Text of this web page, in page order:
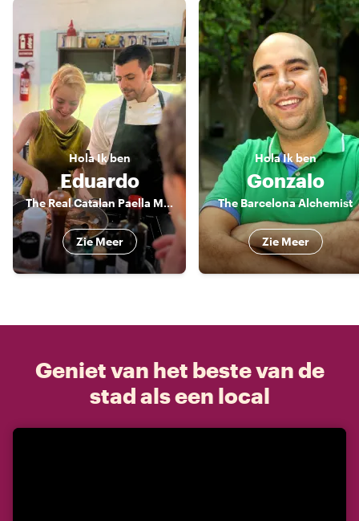
HolaIk ben
Eduardo
The Real Catalan Paella Makers
Zie Meer
HolaIk ben
Gonzalo
The Barcelona Alchemist
Zie Meer
Geniet van het beste van de
stad als een local